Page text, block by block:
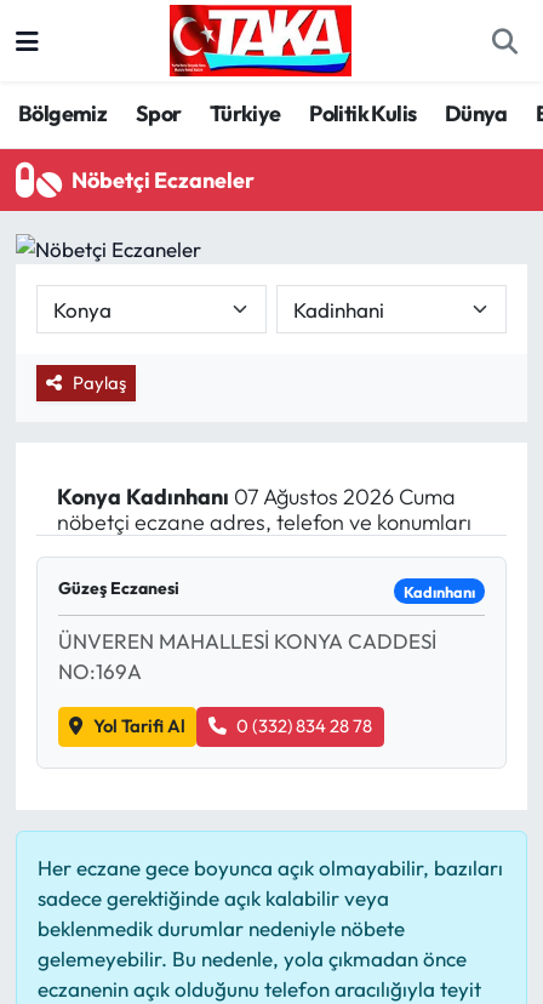
Bölgemiz Spor Türkiye Politik Kulis Dünya
Nöbetçi Eczaneler
Paylaş
Konya Kadınhanı 07 Ağustos 2026 Cuma
nöbetçi eczane adres, telefon ve konumları
Güzeş Eczanesi Kadınhanı
ÜNVEREN MAHALLESİ KONYA CADDESİ
NO:169A
Yol Tarifi Al 0 (332) 834 28 78
Her eczane gece boyunca açık olmayabilir, bazıları
sadece gerektiğinde açık kalabilir veya
beklenmedik durumlar nedeniyle nöbete
gelemeyebilir. Bu nedenle, yola çıkmadan önce
eczanenin açık olduğunu telefon aracılığıyla teyit
Spor
Türkiye
Politika
Politik Kulis
Magazin
Mektup Galeri
Röportaj
Manşet
Köşe Yazıları
Karikatür Galeri
BIK
ASTROLOJİ
Trabzon Hava Durumu
Trabzon Trafik Yoğunluk Haritası
Tüm Manşetler
Son Dakika Haberleri